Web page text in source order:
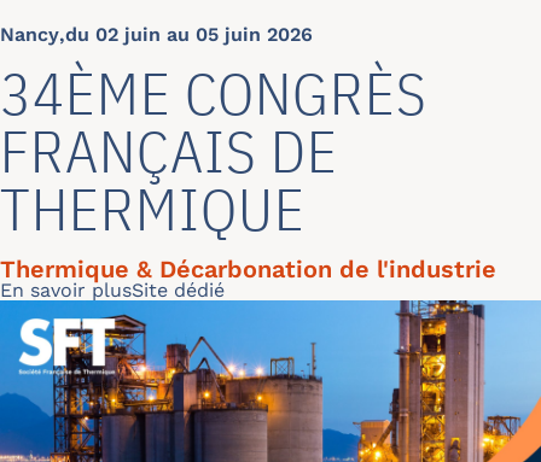
Nancy,du 02 juin au 05 juin 2026
34ÈME CONGRÈS
FRANÇAIS DE
THERMIQUE
Thermique & Décarbonation de l'industrie
Lire la suite
En savoir plusSite dédié